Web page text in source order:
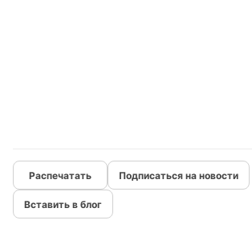
Подписаться на новости
Вставить в блог